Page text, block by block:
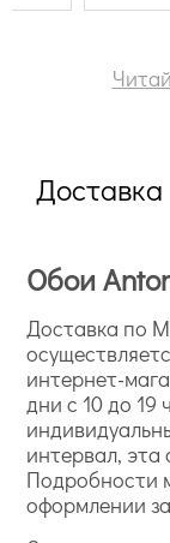
Доставка
Обои
Доставка по
интернет-
дни с 10 до 19
интервал, эта
Подробности
оформлении